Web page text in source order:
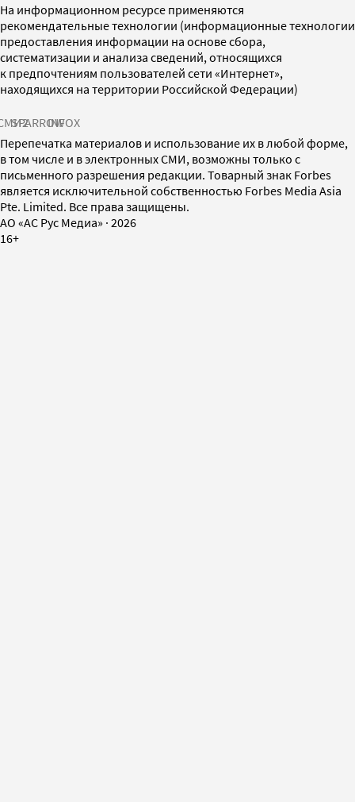
На информационном ресурсе применяются
рекомендательные технологии (информационные технологии
предоставления информации на основе сбора,
систематизации и анализа сведений, относящихся
к предпочтениям пользователей сети «Интернет»,
находящихся на территории Российской Федерации)
SPARROWINFOX
Перепечатка материалов и использование их в любой форме,
в том числе и в электронных СМИ, возможны только с
письменного разрешения редакции. Товарный знак Forbes
является исключительной собственностью Forbes Media Asia
Pte. Limited. Все права защищены.
AO «АС Рус Медиа» · 2026
16+